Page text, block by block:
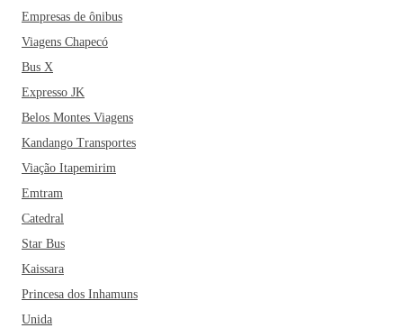
Empresas de ônibus
Viagens Chapecó
Bus X
Expresso JK
Belos Montes Viagens
Kandango Transportes
Viação Itapemirim
Emtram
Catedral
Star Bus
Kaissara
Princesa dos Inhamuns
Unida